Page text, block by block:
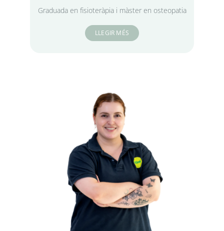
Graduada en fisioteràpia i màster en osteopatia
LLEGIR MÉS